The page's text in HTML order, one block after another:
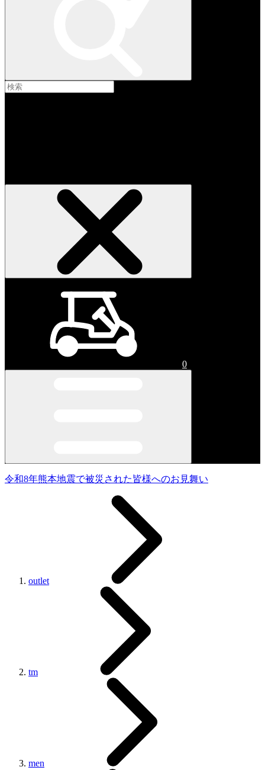
0
令和8年熊本地震で被災された皆様へのお見舞い
outlet
tm
men